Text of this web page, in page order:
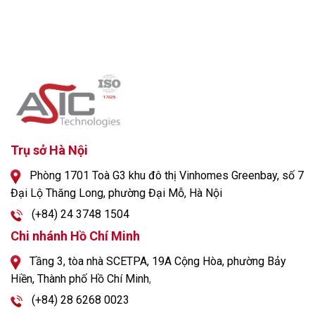
Trụ sở Hà Nội
Phòng 1701 Toà G3 khu đô thị Vinhomes Greenbay, số 7
Đại Lộ Thăng Long, phường Đại Mỗ, Hà Nội
(+84) 24 3748 1504
Chi nhánh Hồ Chí Minh
Tầng 3, tòa nhà SCETPA, 19A Cộng Hòa, phường Bảy
Hiền, Thành phố Hồ Chí Minh,
(+84) 28 6268 0023